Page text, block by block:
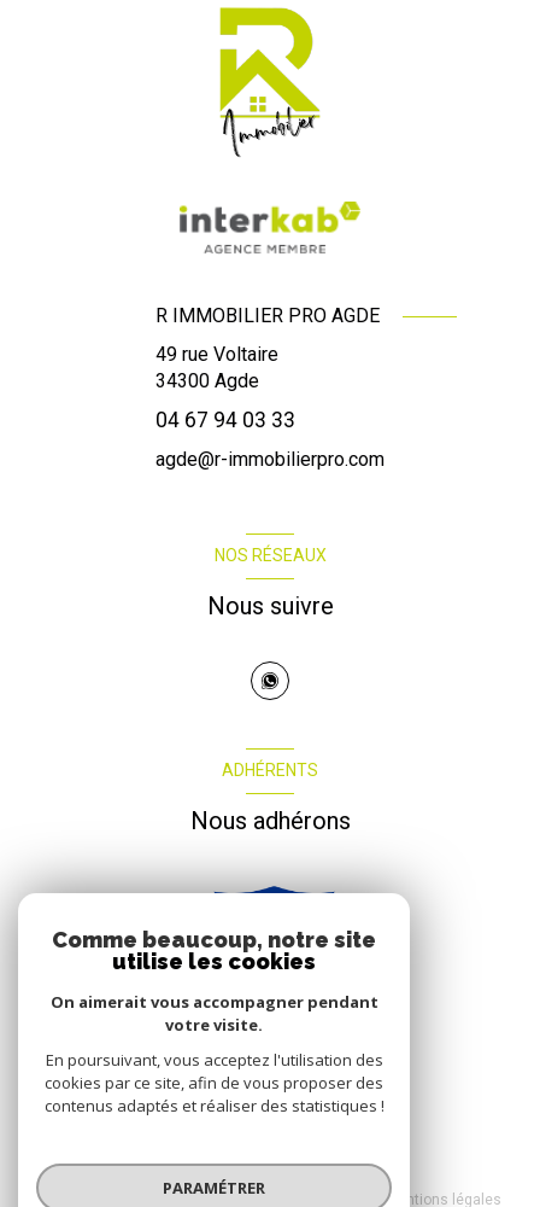
R IMMOBILIER PRO AGDE
49 rue Voltaire
34300 Agde
04 67 94 03 33
agde@r-immobilierpro.com
NOS RÉSEAUX
Nous suivre
ADHÉRENTS
Nous adhérons
© 2026 | Tous droits réservés
Mentions légales
Comme beaucoup, notre site
utilise les cookies
On aimerait vous accompagner pendant
votre visite.
En poursuivant, vous acceptez l'utilisation des
cookies par ce site, afin de vous proposer des
contenus adaptés et réaliser des statistiques !
PARAMÉTRER